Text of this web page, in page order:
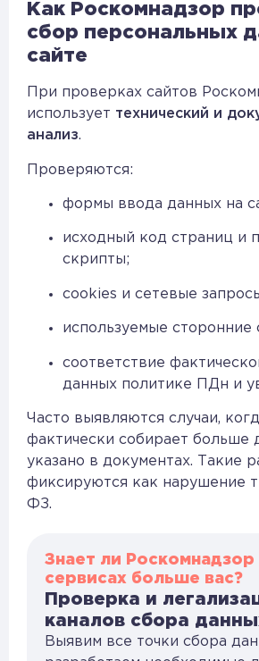
Как Роскомнадзор
сбор персональных
сайте
При проверках сайтов
использует технический и
анализ.
Проверяются:
формы ввода данных на
исходный код страниц и
скрипты;
cookies и сетевые
используемые сторонние
соответствие
данных политике ПДн и
Часто выявляются случаи,
фактически собирает больше
указано в документах. Такие
фиксируются как нарушение
ФЗ.
Знает ли
сервисах больше вас?
Проверка и
каналов сбора
Выявим все точки сбора